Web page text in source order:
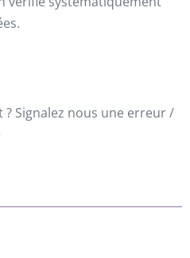
Signalez nous une erreur /